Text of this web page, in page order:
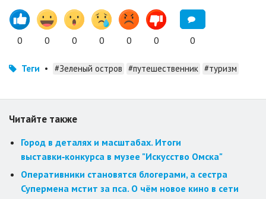
0 0 0 0 0 0 0
Теги • #Зеленый остров #путешественник #туризм
Читайте также
Город в деталях и масштабах. Итоги
выставки‑конкурса в музее "Искусство Омска"
Оперативники становятся блогерами, а сестра
Супермена мстит за пса. О чём новое кино в сети